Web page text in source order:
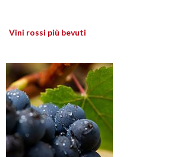
Vini rossi più bevuti